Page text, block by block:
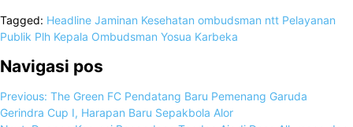
Tagged: Headline Jaminan Kesehatan ombudsman ntt Pelayanan
Publik Plh Kepala Ombudsman Yosua Karbeka
Navigasi pos
Previous: The Green FC Pendatang Baru Pemenang Garuda
Gerindra Cup I, Harapan Baru Sepakbola Alor